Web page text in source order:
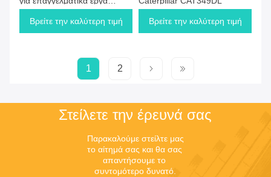
κατεδάφισης
Βρείτε την καλύτερη τιμή
Βρείτε την καλύτερη τιμή
1 2
Στείλετε την έρευνά σας
Παρακαλούμε στείλτε μας
το αίτημά σας και θα σας
απαντήσουμε το
συντομότερο δυνατό.